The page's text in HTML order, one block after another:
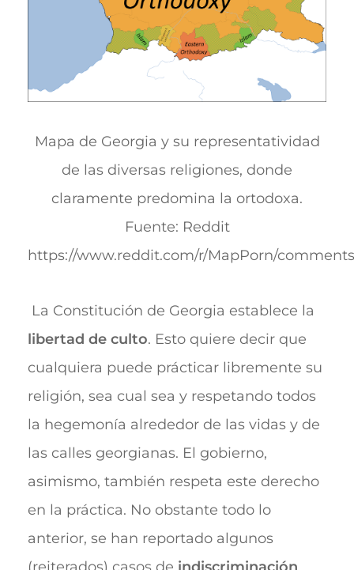
Mapa de Georgia y su representatividad
de las diversas religiones, donde
claramente predomina la ortodoxa.
Fuente: Reddit
https://www.reddit.com/r/MapPorn/
La Constitución de Georgia establece la
libertad de culto. Esto quiere decir que
cualquiera puede prácticar libremente su
religión, sea cual sea y respetando todos
la hegemonía alrededor de las vidas y de
las calles georgianas. El gobierno,
asimismo, también respeta este derecho
en la práctica. No obstante todo lo
anterior, se han reportado algunos